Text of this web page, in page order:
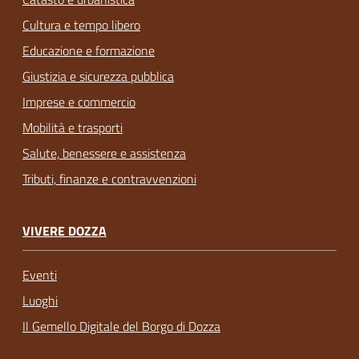
Cultura e tempo libero
Educazione e formazione
Giustizia e sicurezza pubblica
Imprese e commercio
Mobilità e trasporti
Salute, benessere e assistenza
Tributi, finanze e contravvenzioni
VIVERE DOZZA
Eventi
Luoghi
Il Gemello Digitale del Borgo di Dozza